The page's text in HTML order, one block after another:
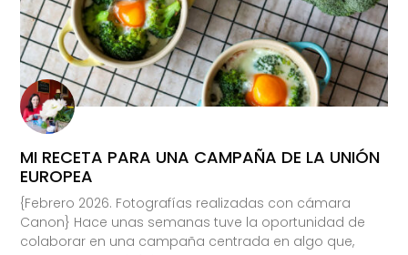
MI RECETA PARA UNA CAMPAÑA DE LA UNIÓN
EUROPEA
{Febrero 2026. Fotografías realizadas con cámara
Canon} Hace unas semanas tuve la oportunidad de
colaborar en una campaña centrada en algo que,